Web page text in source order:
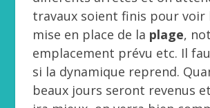
travaux soient finis pour voir
mise en place de la plage,
emplacement prévu etc. Il
si la dynamique reprend.
beaux jours seront revenus